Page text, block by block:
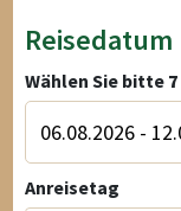
Reisedatum
Wählen Sie bitte 7
Anreisetag